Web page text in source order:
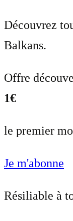
Découvrez
Balkans.
Offre
1€
le premier
Je m'abonne
Résiliable à